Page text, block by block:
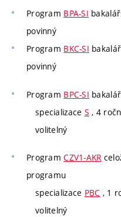
Program BPA-SI
povinný
Program BKC-SI
povinný
Program BPC-SI
specializace S , 4
volitelný
ProgramCZV1-AKR
programu
specializace PBC , 1
volitelný